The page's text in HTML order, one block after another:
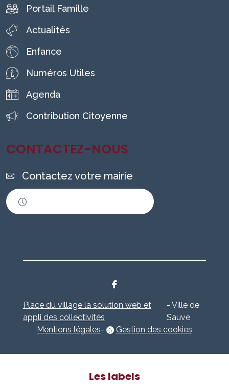
Portail Famille
Actualités
Enfance
Numéros Utiles
Agenda
Contribution Citoyenne
CONTACTEZ-NOUS
Contactez votre mairie
Place du village la solution web et
appli des collectivités
- Ville de
Sauve
Mentions légales- Gestion des cookies
Les labels